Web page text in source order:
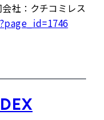
社：クチコミレス